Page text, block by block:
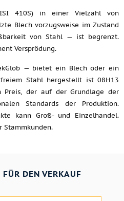
410S) in einer Vielzahl von
Blech vorzugsweise im Zustand
von Stahl — ist begrenzt.
Versprödung.
— bietet ein Blech oder ein
Stahl hergestellt ist 08H13
Preis, der auf der Grundlage der
Standards der Produktion.
kann Groß- und Einzelhandel.
Stammkunden.
DEN VERKAUF